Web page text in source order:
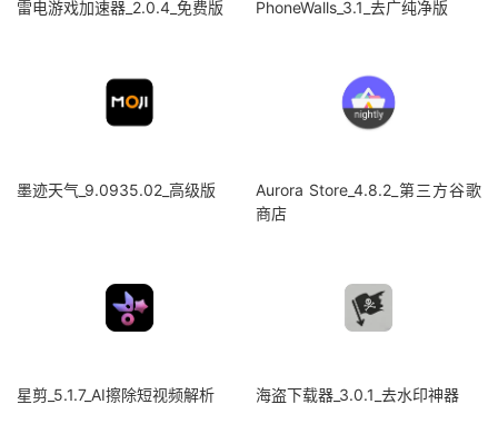
雷电游戏加速器_2.0.4_免费版 PhoneWalls_3.1_去广纯净版
墨迹天气_9.0935.02_高级版
Aurora Store_4.8.2_第三方谷歌
商店
星剪_5.1.7_AI擦除短视频解析 海盗下载器_3.0.1_去水印神器